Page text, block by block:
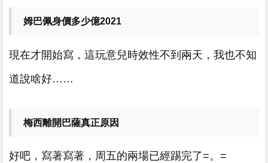
姆巴佩身價多少億2021
現在才開始寫 ，這玩意兒時效性不到兩天，我也不知
道說啥好……
梅西離開巴薩真正原因
好吧，寫著寫著，周五的兩場已經踢完了=。=